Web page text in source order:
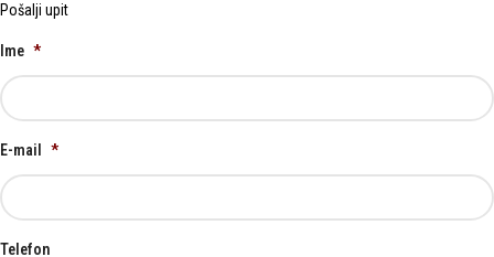
Pošalji upit
Ime *
E-mail *
Telefon